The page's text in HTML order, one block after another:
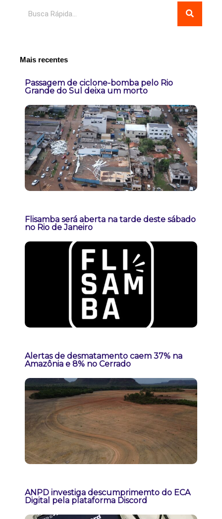
Mais recentes
Passagem de ciclone-bomba pelo Rio
Grande do Sul deixa um morto
Flisamba será aberta na tarde deste sábado
no Rio de Janeiro
Alertas de desmatamento caem 37% na
Amazônia e 8% no Cerrado
ANPD investiga descumprimemto do ECA
Digital pela plataforma Discord